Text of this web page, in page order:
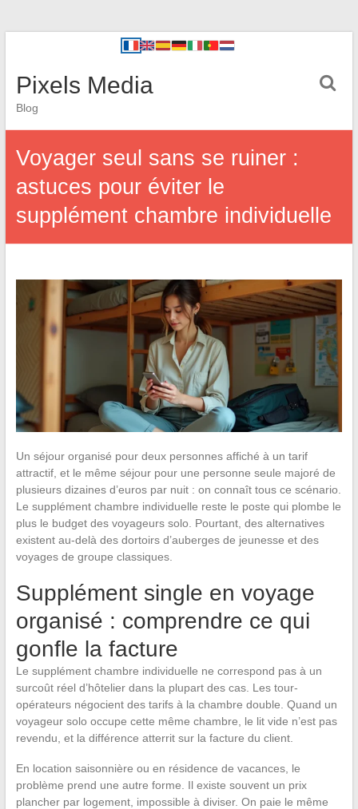
Pixels Media
Blog
Voyager seul sans se ruiner :
astuces pour éviter le
supplément chambre individuelle
Un séjour organisé pour deux personnes affiché à un tarif
attractif, et le même séjour pour une personne seule majoré de
plusieurs dizaines d’euros par nuit : on connaît tous ce scénario.
Le supplément chambre individuelle reste le poste qui plombe le
plus le budget des voyageurs solo. Pourtant, des alternatives
existent au-delà des dortoirs d’auberges de jeunesse et des
voyages de groupe classiques.
Supplément single en voyage
organisé : comprendre ce qui
gonfle la facture
Le supplément chambre individuelle ne correspond pas à un
surcoût réel d’hôtelier dans la plupart des cas. Les tour-
opérateurs négocient des tarifs à la chambre double. Quand un
voyageur solo occupe cette même chambre, le lit vide n’est pas
revendu, et la différence atterrit sur la facture du client.
En location saisonnière ou en résidence de vacances, le
problème prend une autre forme. Il existe souvent un prix
plancher par logement, impossible à diviser. On paie le même